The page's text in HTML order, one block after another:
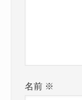
名前 ※